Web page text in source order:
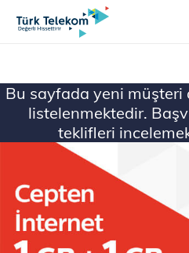
Bu sayfada yeni müşteri
listelenmektedir.
teklifleri